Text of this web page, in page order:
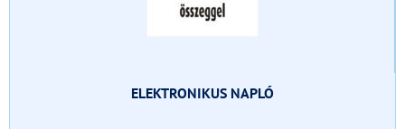
ELEKTRONIKUS NAPLÓ